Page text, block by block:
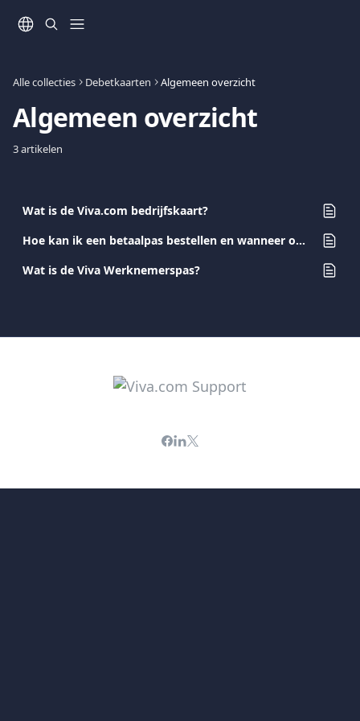
Alle collecties Debetkaarten Algemeen overzicht
Algemeen overzicht
3 artikelen
Wat is de Viva.com bedrijfskaart?
Hoe kan ik een betaalpas bestellen en wanneer ontvang ik deze?
Wat is de Viva Werknemerspas?